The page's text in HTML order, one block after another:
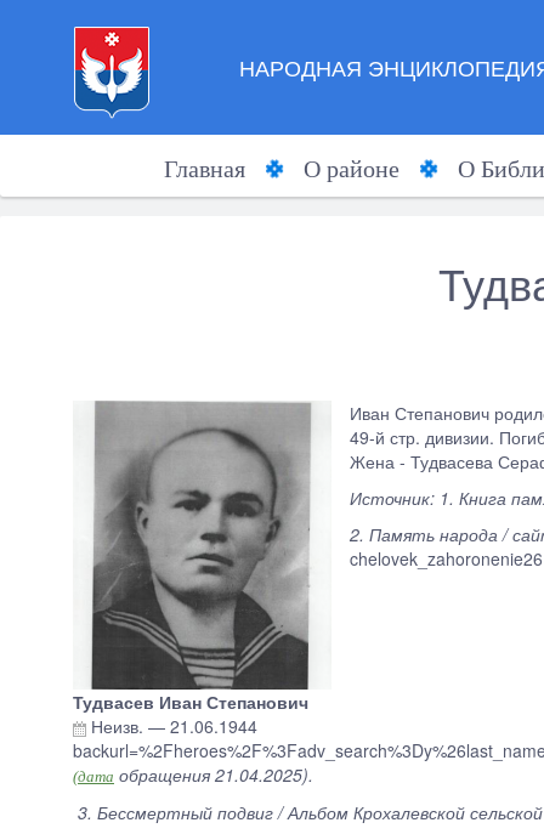
НАРОДНАЯ
Главная О районе О
Тудвасев Иван Степанович
Неизв. — 21.06.1944
Иван Степанович
49-й стр. дивизии.
Жена - Тудвасева
Источник: 1. Книга
2. Память народа /
(дата обращения 21.04.2025).
3. Бессмертный подвиг / Альбом Крохалевской